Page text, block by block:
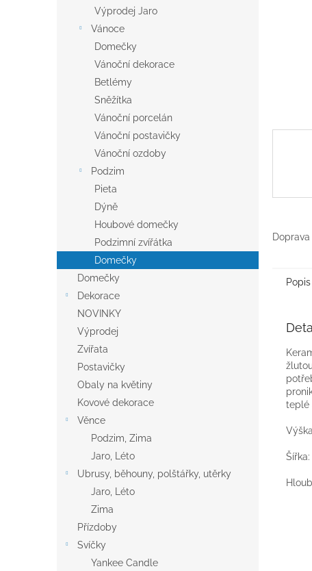
Výprodej Jaro
Vánoce
Domečky
Vánoční dekorace
Betlémy
Sněžítka
Vánoční porcelán
Vánoční postavičky
Vánoční ozdoby
Podzim
Pieta
Dýně
Houbové domečky
Podzimní zvířátka
Domečky
Domečky
Dekorace
NOVINKY
Výprodej
Zvířata
Postavičky
Obaly na květiny
Kovové dekorace
Věnce
Podzim, Zima
Jaro, Léto
Ubrusy, běhouny, polštářky, utěrky
Jaro, Léto
Zima
Přízdoby
Svíčky
Yankee Candle
Popis
teplé
Šířka: